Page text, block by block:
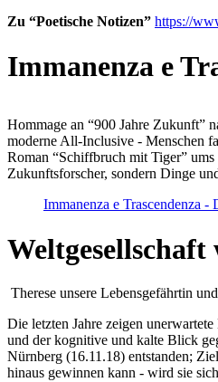
Zu “Poetische Notizen” https://
Immanenza e
Hommage an “900 Jahre Zukunft”
moderne All-Inclusive - Menschen
Roman “Schiffbruch mit Tiger”
Zukunftsforscher, sondern Dinge
Immanenza e Trascendenza
Weltgesellschaft
Therese unsere Lebensgefährtin
Die letzten Jahre zeigen
und der kognitive und kalte Blick
Nürnberg (16.11.18) entstanden;
hinaus gewinnen kann - wird sie